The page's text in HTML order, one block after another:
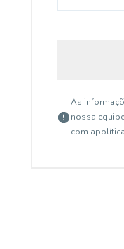
As
nossa
com a